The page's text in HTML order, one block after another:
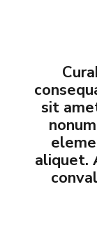
sit
aliquet.